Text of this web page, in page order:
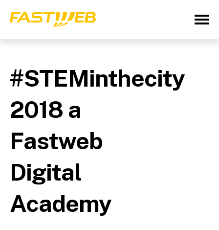
#STEMinthecity
2018 a
Fastweb
Digital
Academy